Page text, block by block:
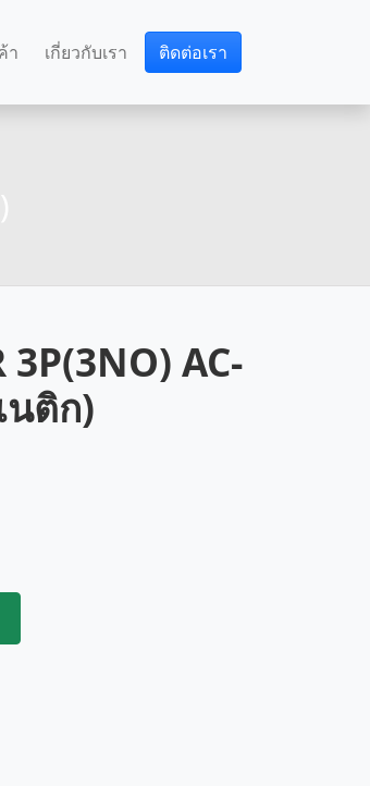
า เกี่ยวกับเรา ติดต่อเรา
3P(3NO) AC-
นติก)